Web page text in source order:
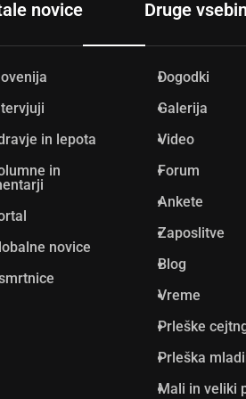
novice
in lepota
in
novice
Druge
Dogodki
Galerija
Video
Forum
Ankete
Zaposlitve
Blog
Vreme
Prleške
Prleška
Mali in veliki